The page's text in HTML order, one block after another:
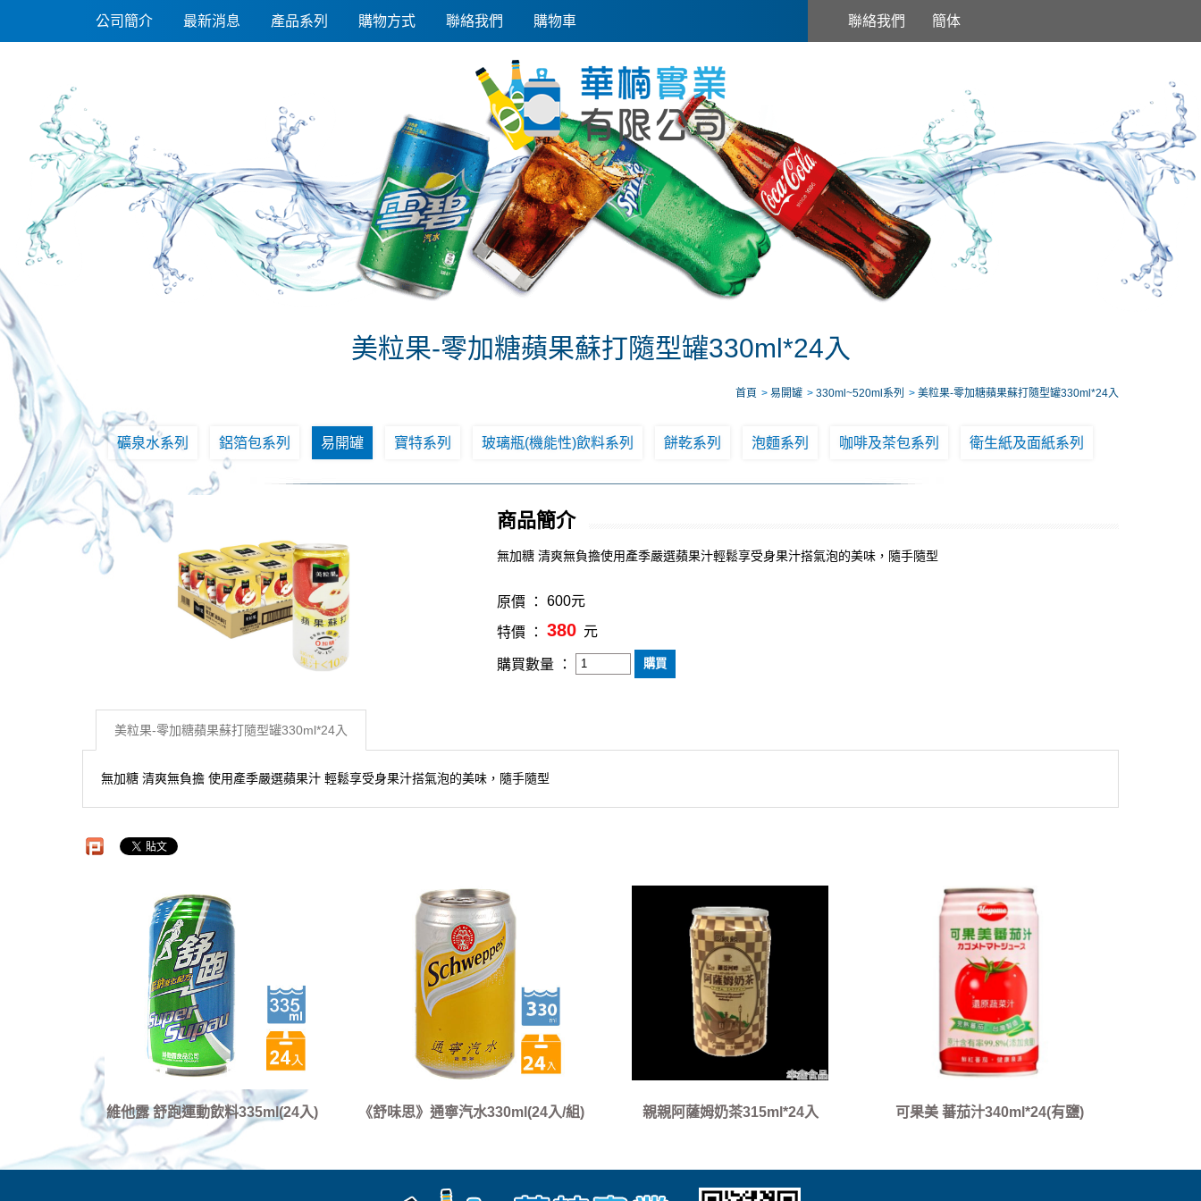
公司簡介 最新消息 產品系列 購物方式 聯絡我們 購物車 聯絡我們 簡体
美粒果-零加糖蘋果蘇打隨型罐330ml*24入
首頁 易開罐 330ml~520ml系列 美粒果-零加糖蘋果蘇打隨型罐330ml*24入
礦泉水系列 鋁箔包系列 易開罐 寶特系列 玻璃瓶(機能性)飲料系列 餅乾系列 泡麵系列 咖啡及茶包系列 衛生紙及面紙系列
商品簡介
無加糖 清爽無負擔使用產季嚴選蘋果汁輕鬆享受身果汁搭氣泡的美味，隨手隨型
原價 ： 600元
特價 ： 380 元
購買數量 ：
美粒果-零加糖蘋果蘇打隨型罐330ml*24入
無加糖 清爽無負擔 使用產季嚴選蘋果汁 輕鬆享受身果汁搭氣泡的美味，隨手隨型
維他露 舒跑運動飲料335ml(24入) 《舒味思》通寧汽水330ml(24入/組) 親親阿薩姆奶茶315ml*24入 可果美 蕃茄汁340ml*24(有鹽)